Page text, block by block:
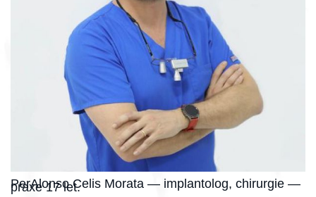
PerAlonso Celis Morata — implantolog, chirurgie —
praxe 17 let.